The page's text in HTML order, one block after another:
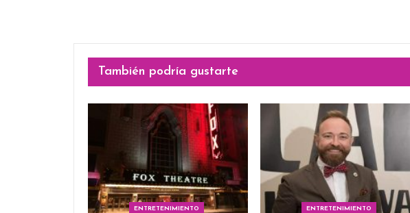
También podría gustarte
ENTRETENIMIENTO ENTRETENIMIENTO